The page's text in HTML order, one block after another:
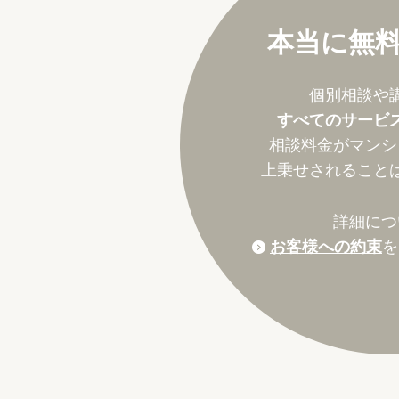
本当に無
個別相談や
すべてのサービ
相談料金がマン
上乗せされること
詳細に
お客様への約束